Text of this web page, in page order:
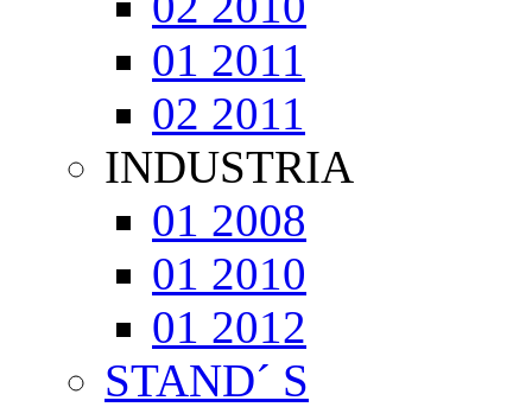
01 2011
02 2011
INDUSTRIA
01 2008
01 2010
01 2012
STAND´ S